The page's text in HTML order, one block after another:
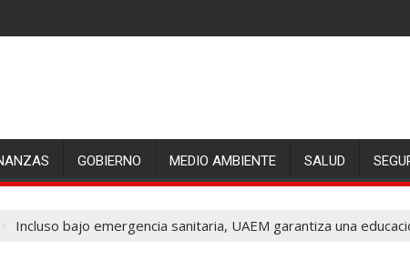
GOBIERNO MEDIO AMBIENTE SALUD
Incluso bajo emergencia sanitaria, UAEM garantiza una